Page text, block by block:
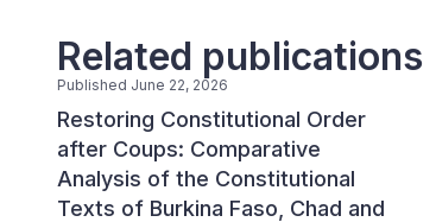
Related publications
Published June 22, 2026
Restoring Constitutional Order
after Coups: Comparative
Analysis of the Constitutional
Texts of Burkina Faso, Chad and